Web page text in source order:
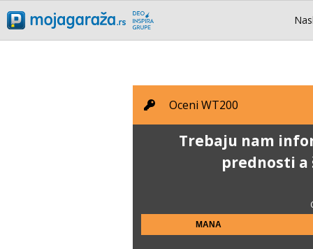
Oceni WT200
Trebaju nam
prednosti a
MANA